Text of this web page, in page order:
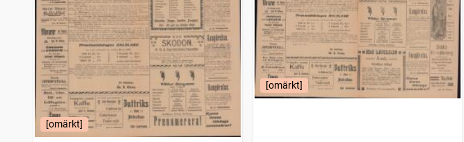
[omärkt]
[omärkt]